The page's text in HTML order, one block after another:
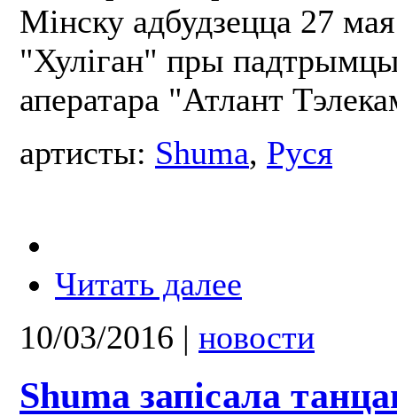
Мінску адбудзецца 27
"Хуліган" пры падтрымцы
аператара "Атлант
артисты: Shuma, Руся
Читать далее
10/03/2016 | новости
Shuma запісала